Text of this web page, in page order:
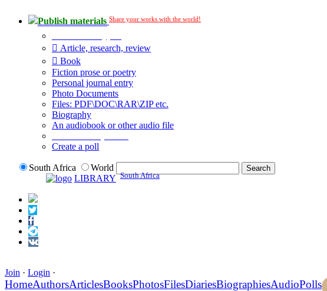
Publish materials Share your works with the world!
Article, research, review
Book
Fiction prose or poetry
Personal journal entry
Photo Documents
Files: PDF\DOC\RAR\ZIP etc.
Biography
An audiobook or other audio file
Create a poll
South Africa
World
LIBRARY South Africa
Join · Login ·
HomeAuthorsArticlesBooksPhotosFilesDiariesBiographiesAudioPolls